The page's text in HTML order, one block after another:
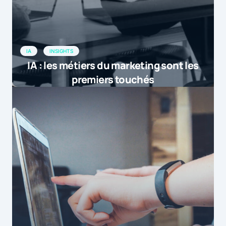
demain | E-commerce conseils
13 janvier 2016 at 22h24
[…] Le secteur du marketing connaît
actuellement une transformation
radicale dont les technologies sont l'un
des principaux acteurs. Afin de mieux
by [Tribune] Ces grandes tendances qui feront le m...
14 janvier 2016 at 9h26
[…] [Tribune] Ces grandes tendances
qui feront le marketing de demain |
Comarketing-News […]
[Tribune] Ces grandes tendances qui feront le m...
2 février 2016 at 10h18
IA INSIGHTS
IA : les métiers du marketing sont les
premiers touchés